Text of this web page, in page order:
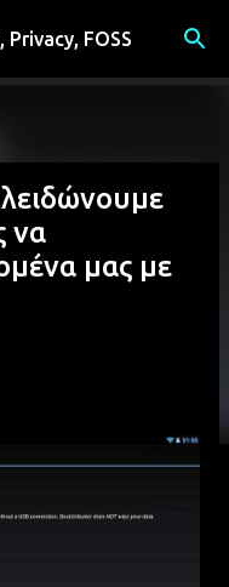
FOSS
να
μας με